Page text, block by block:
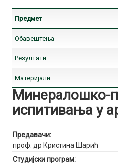
Предмет
Обавештења
Резултати
Материјали
Минералошко-
испитивања у
Предавачи:
проф. др Кристина Шарић
Студијски програм: